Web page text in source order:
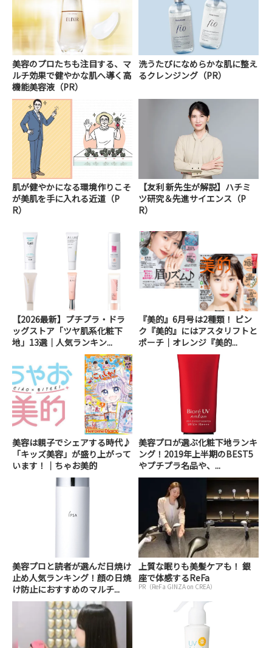
美容のプロたちも注目する、マ
ルチ効果で健やかな肌へ導く高
機能美容液（PR）
洗うたびになめらかな肌に整え
るクレンジング（PR）
肌が健やかになる環境作りこそ
が美肌を手に入れる近道（P
R）
【友利 新先生が解説】ハチミ
ツ研究＆先進サイエンス（P
R）
【2026最新】プチプラ・ドラ
ッグストア「ツヤ肌系化粧下
地」13選｜人気ランキン...
『美的』6月号は2種類！ ピン
ク『美的』にはアスタリフトと
ポーチ｜オレンジ『美的...
美容は親子でシェアする時代♪
「キッズ美容」が盛り上がって
います！｜ちゃお美的
美容プロが選ぶ化粧下地ランキ
ング！2019年上半期のBEST5
やプチプラ名品や、...
美容プロと読者が選んだ日焼け
止め人気ランキング！顔の日焼
け防止におすすめのマルチ...
上質な眠りも美髪ケアも！ 銀
座で体感するReFa
PR（ReFa GINZA on CREA）